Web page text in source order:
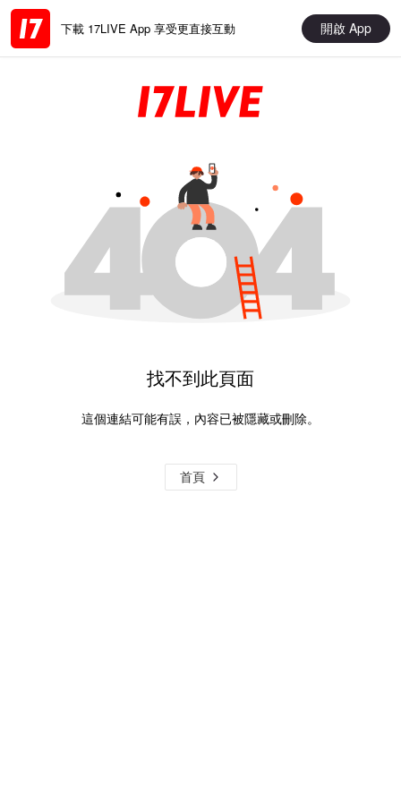
下載 17LIVE App 享受更直接互動 開啟 App
找不到此頁面
這個連結可能有誤，內容已被隱藏或刪除。
首頁